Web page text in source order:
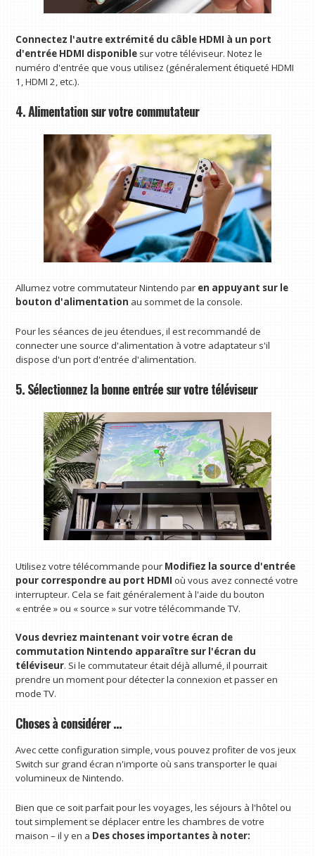
Connectez l'autre extrémité du câble HDMI à un port
d'entrée HDMI disponible sur votre téléviseur. Notez le
numéro d'entrée que vous utilisez (généralement étiqueté HDMI
1, HDMI 2, etc.).
4. Alimentation sur votre commutateur
Allumez votre commutateur Nintendo par en appuyant sur le
bouton d'alimentation au sommet de la console.
Pour les séances de jeu étendues, il est recommandé de
connecter une source d'alimentation à votre adaptateur s'il
dispose d'un port d'entrée d'alimentation.
5. Sélectionnez la bonne entrée sur votre téléviseur
Utilisez votre télécommande pour Modifiez la source d'entrée
pour correspondre au port HDMI où vous avez connecté votre
interrupteur. Cela se fait généralement à l'aide du bouton
« entrée » ou « source » sur votre télécommande TV.
Vous devriez maintenant voir votre écran de
commutation Nintendo apparaître sur l'écran du
téléviseur. Si le commutateur était déjà allumé, il pourrait
prendre un moment pour détecter la connexion et passer en
mode TV.
Choses à considérer …
Avec cette configuration simple, vous pouvez profiter de vos jeux
Switch sur grand écran n'importe où sans transporter le quai
volumineux de Nintendo.
Bien que ce soit parfait pour les voyages, les séjours à l'hôtel ou
tout simplement se déplacer entre les chambres de votre
maison – il y en a Des choses importantes à noter: